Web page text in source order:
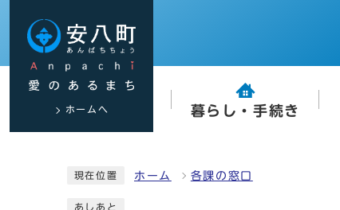
ホームへ 暮らし・手続き
現在位置 ホーム 各課の窓口
あしあと